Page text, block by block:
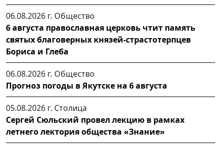
06.08.2026 г. Общество
6 августа православная церковь чтит память
святых благоверных князей-страстотерпцев
Бориса и Глеба
06.08.2026 г. Общество
Прогноз погоды в Якутске на 6 августа
05.08.2026 г. Столица
Сергей Сюльский провел лекцию в рамках
летнего лектория общества «Знание»